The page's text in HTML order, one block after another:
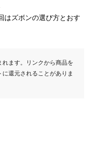
はズボンの選び方とおす
ます。リンクから商品を
還元されることがありま